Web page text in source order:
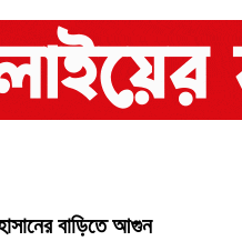
বাড়িতে আগুন